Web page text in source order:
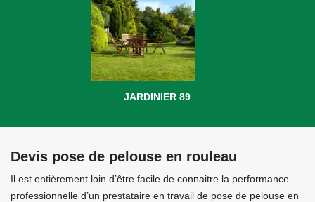
JARDINIER 89
Devis pose de pelouse en rouleau
Il est entièrement loin d’être facile de connaitre la performance
professionnelle d’un prestataire en travail de pose de pelouse en